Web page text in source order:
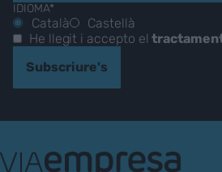
IDIOMA*
Català
Castellà
He llegit i accepto el
Subscriure's